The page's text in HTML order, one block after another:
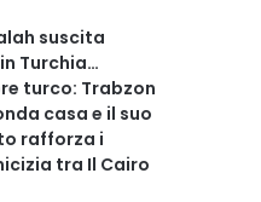
suscita
Turchia…
turco: Trabzon
casa e il suo
rafforza i
tra Il Cairo